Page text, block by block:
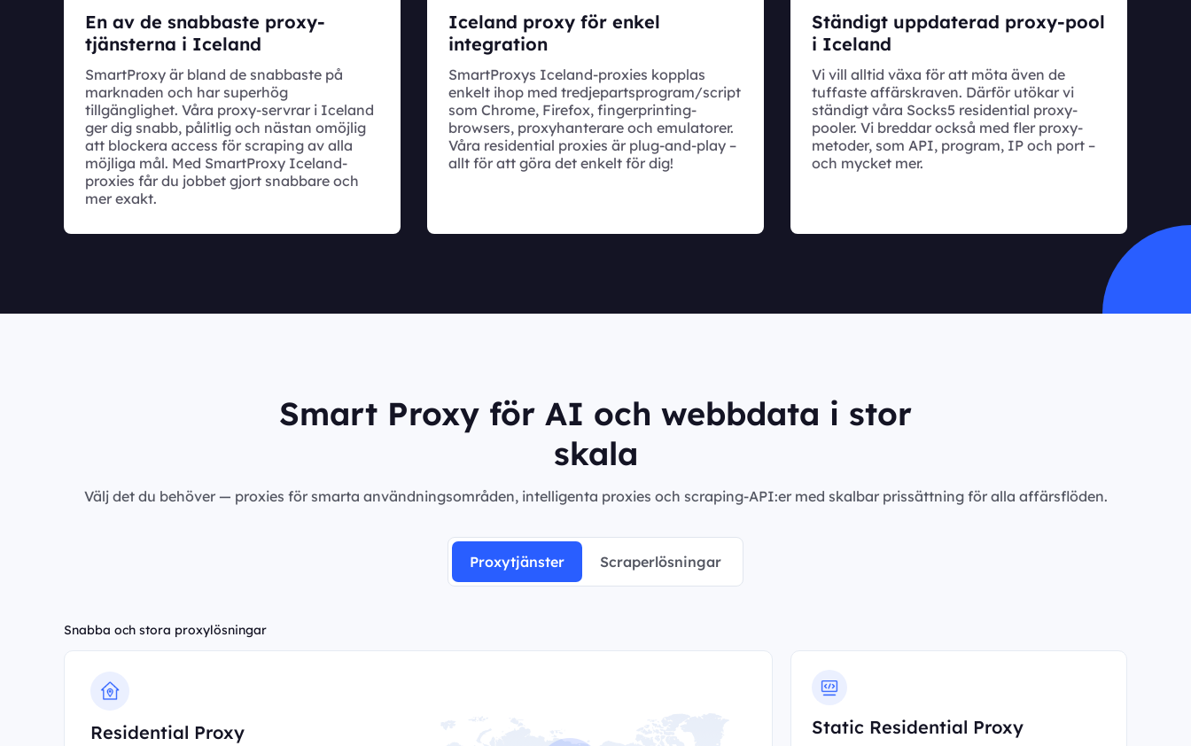
En av de snabbaste proxy-
tjänsterna i Iceland
SmartProxy är bland de snabbaste på
marknaden och har superhög
tillgänglighet. Våra proxy-servrar i Iceland
ger dig snabb, pålitlig och nästan omöjlig
att blockera access för scraping av alla
möjliga mål. Med SmartProxy Iceland-
proxies får du jobbet gjort snabbare och
mer exakt.
Iceland proxy för enkel
integration
SmartProxys Iceland-proxies kopplas
enkelt ihop med tredjepartsprogram/script
som Chrome, Firefox, fingerprinting-
browsers, proxyhanterare och emulatorer.
Våra residential proxies är plug-and-play –
allt för att göra det enkelt för dig!
Ständigt uppdaterad proxy-pool
i Iceland
Vi vill alltid växa för att möta även de
tuffaste affärskraven. Därför utökar vi
ständigt våra Socks5 residential proxy-
pooler. Vi breddar också med fler proxy-
metoder, som API, program, IP och port –
och mycket mer.
Smart Proxy för AI och webbdata i stor
skala
Välj det du behöver — proxies för smarta användningsområden, intelligenta proxies och scraping-API:er med skalbar prissättning för alla affärsflöden.
Proxytjänster Scraperlösningar
Snabba och stora proxylösningar
Residential Proxy Static Residential Proxy